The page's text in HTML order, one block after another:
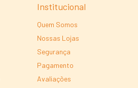
Institucional
Quem Somos
Nossas Lojas
Segurança
Pagamento
Avaliações